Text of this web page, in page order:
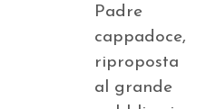
Padre
cappadoce,
riproposta
al grande